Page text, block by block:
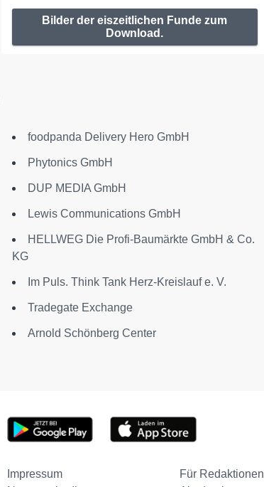
Bilder der eiszeitlichen Funde zum
Download.
foodpanda Delivery Hero GmbH
Phytonics GmbH
DUP MEDIA GmbH
Lewis Communications GmbH
HELLWEG Die Profi-Baumärkte GmbH & Co.
KG
Im Puls. Think Tank Herz-Kreislauf e. V.
Tradegate Exchange
Arnold Schönberg Center
Impressum Für Redaktionen